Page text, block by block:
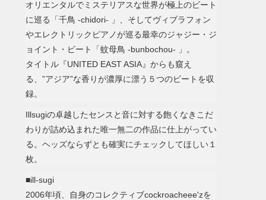
オリエンタルでミステリアスな世界が極上のビート
に巡る「千鳥 -chidori- 」、そしてヴィブラフォン
やエレクトリックピアノが巡る最幸のジャジー・ジ
ョイント・ビート「蚊母鳥 -bunbochou- 」。
タイトル『UNITED EAST ASIA』からも窺え
る、”アジア”な香りが濃厚に漂う５つのビートを収
録。
Illsugiの卓越したセンスと音に対する飽くなきこだ
わりが詰め込まれた唯一無二の作品に仕上がってい
る。ヘッズならずとも確実にチェックしてほしい１
枚。
■ill-sugi
2006年頃、自身のコレクティブcockroacheee'zを